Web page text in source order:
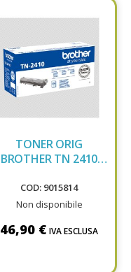
TONER ORIG
BROTHER TN 2410
COD: 9015814
Non disponibile
46,90 € IVA ESCLUSA